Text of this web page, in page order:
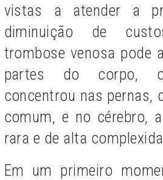
vistas a atender a
diminuição de
trombose venosa pode
partes do corpo,
concentrou nas pernas,
comum, e no cérebro,
rara e de alta
Em um primeiro